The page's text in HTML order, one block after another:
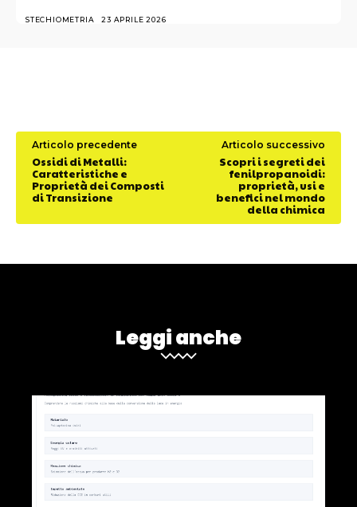
STECHIOMETRIA 23 APRILE 2026
Articolo precedente
Ossidi di Metalli:
Caratteristiche e
Proprietà dei Composti
di Transizione
Articolo successivo
Scopri i segreti dei
fenilpropanoidi:
proprietà, usi e
benefici nel mondo
della chimica
Leggi anche